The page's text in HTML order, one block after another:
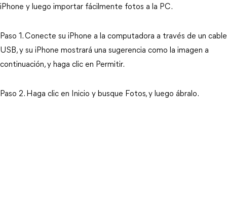
iPhone y luego importar fácilmente fotos a la PC.
Paso 1. Conecte su iPhone a la computadora a través de un cable
USB, y su iPhone mostrará una sugerencia como la imagen a
continuación, y haga clic en Permitir.
Paso 2. Haga clic en Inicio y busque Fotos, y luego ábralo.